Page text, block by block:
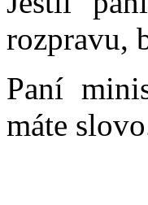
rozpravu,
Paní
máte